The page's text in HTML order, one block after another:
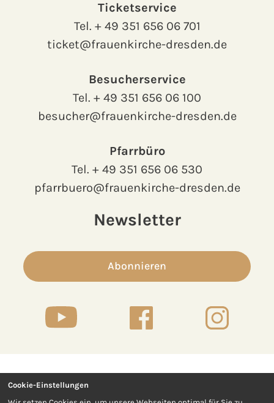
Ticketservice
Tel. + 49 351 656 06 701
ticket@frauenkirche-dresden.de
Besucherservice
Tel. + 49 351 656 06 100
besucher@frauenkirche-dresden.de
Pfarrbüro
Tel. + 49 351 656 06 530
pfarrbuero@frauenkirche-dresden.de
Newsletter
Abonnieren
Kontakt
Cookie-Einstellungen